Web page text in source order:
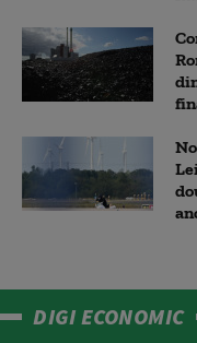
DIGI ECONOMIC